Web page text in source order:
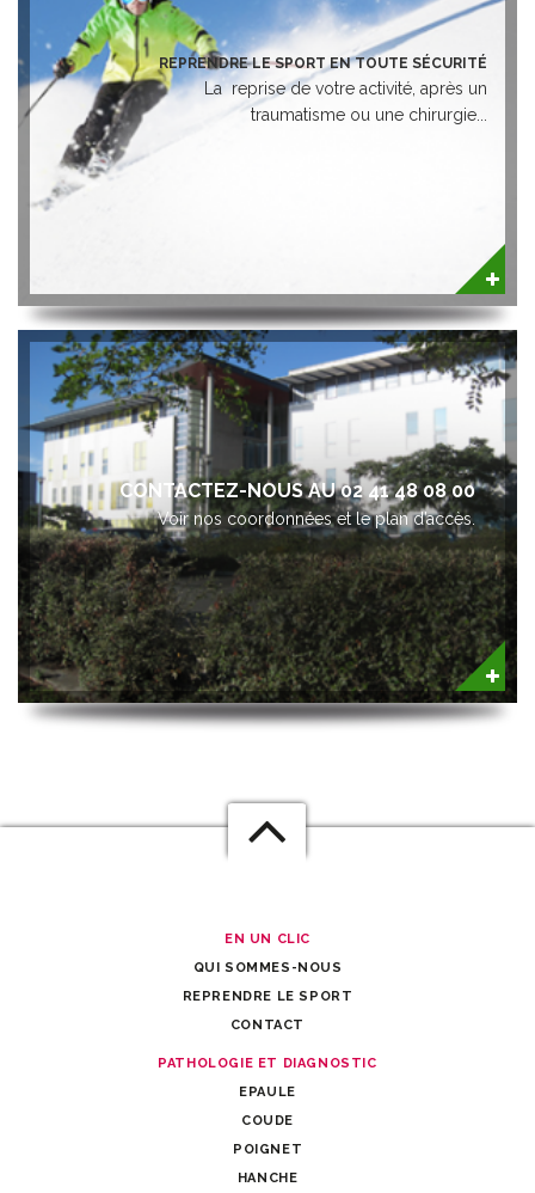
REPRENDRE LE SPORT EN TOUTE SÉCURITÉ
La reprise de votre activité, après un
traumatisme ou une chirurgie...
CONTACTEZ-NOUS AU 02 41 48 08 00
Voir nos coordonnées et le plan d’accès.
EN UN CLIC
QUI SOMMES-NOUS
REPRENDRE LE SPORT
CONTACT
PATHOLOGIE ET DIAGNOSTIC
EPAULE
COUDE
POIGNET
HANCHE